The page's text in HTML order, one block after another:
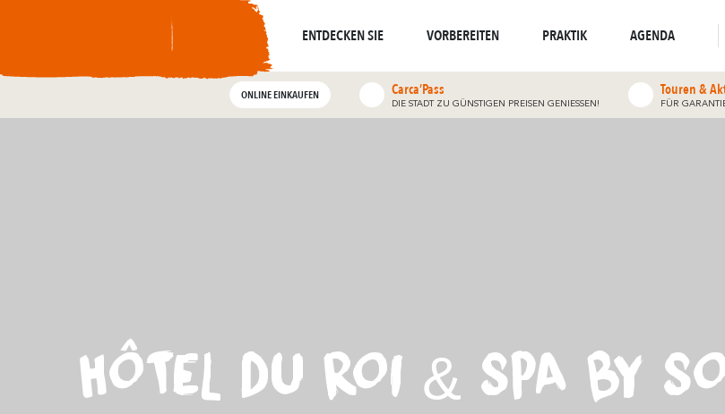
ENTDECKEN SIE
Wo die Geschichte widerhallt
VORBEREITEN
Alle geführten Touren
Wanderungen
PRAKTIK
AGENDA
ONLINE EINKAUFEN Carca’Pass
DIE STADT ZU GÜNSTIGEN PREISEN GENIESSEN!
Touren &
FÜR
HÔTEL DU ROI & SPA BY